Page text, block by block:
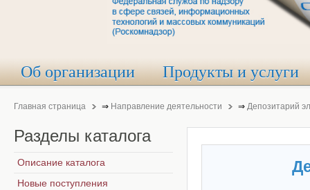
Об организации Продукты и услуги
Главная страница ⇒ Направление деятельности ⇒ Депозитарий
Разделы каталога
Описание каталога
Новые поступления